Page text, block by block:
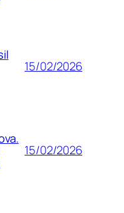
15/02/2026
15/02/2026